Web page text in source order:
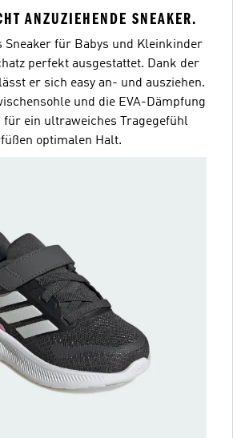
ANZUZIEHENDE SNEAKER.
Sneaker für Babys und Kleinkinder
perfekt ausgestattet. Dank der
er sich easy an- und ausziehen.
und die EVA-Dämpfung
für ein ultraweiches Tragegefühl
optimalen Halt.